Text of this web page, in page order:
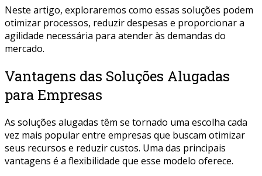
Neste artigo, exploraremos como essas soluções podem
otimizar processos, reduzir despesas e proporcionar a
agilidade necessária para atender às demandas do
mercado.
Vantagens das Soluções Alugadas
para Empresas
As soluções alugadas têm se tornado uma escolha cada
vez mais popular entre empresas que buscam otimizar
seus recursos e reduzir custos. Uma das principais
vantagens é a flexibilidade que esse modelo oferece.